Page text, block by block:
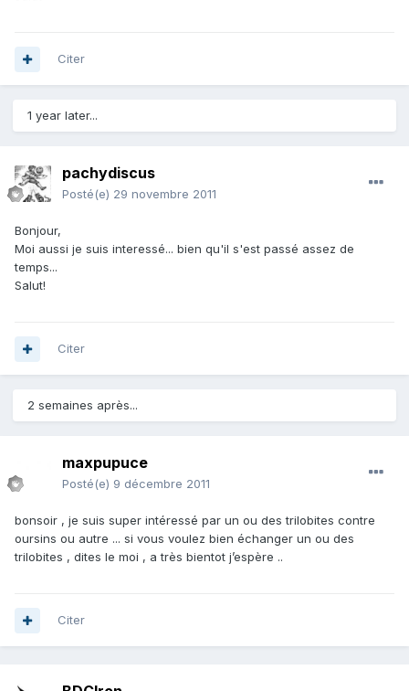
Citer
1 year later...
pachydiscus
Posté(e) 29 novembre 2011
Bonjour,
Moi aussi je suis interessé... bien qu'il s'est passé assez de
temps...
Salut!
Citer
2 semaines après...
maxpupuce
Posté(e) 9 décembre 2011
bonsoir , je suis super intéressé par un ou des trilobites contre
oursins ou autre ... si vous voulez bien échanger un ou des
trilobites , dites le moi , a très bientot j’espère ..
Citer